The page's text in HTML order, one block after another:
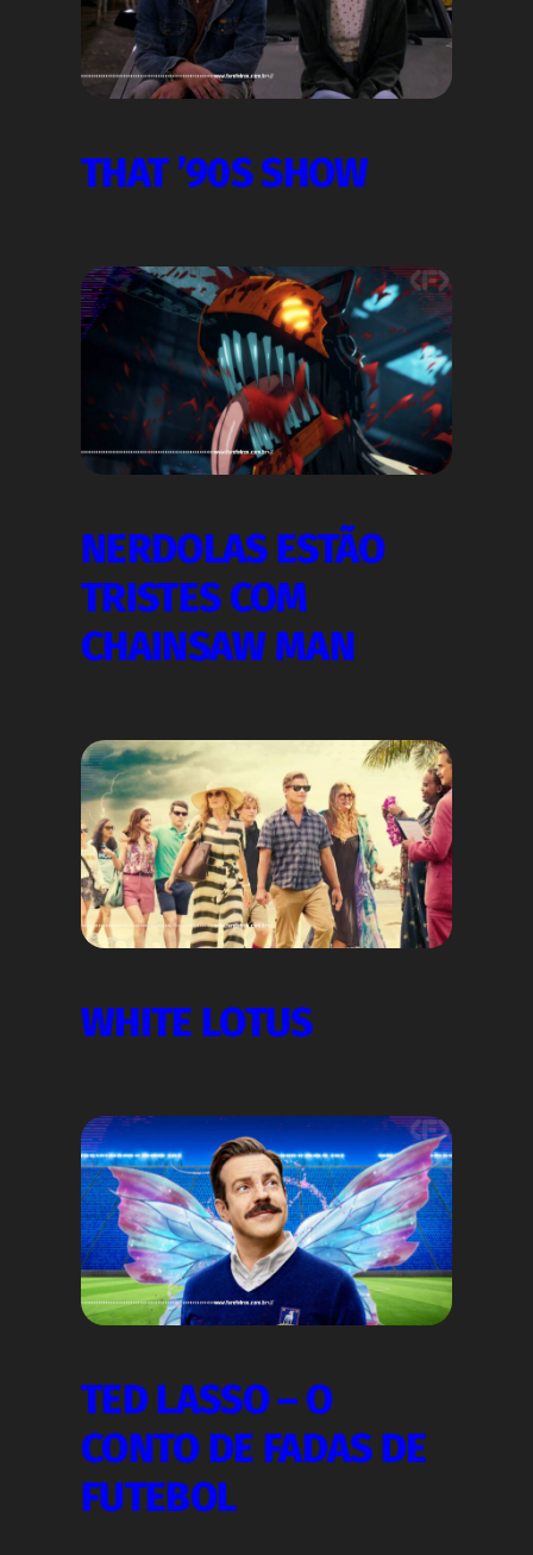
THAT ’90S SHOW
NERDOLAS ESTÃO
TRISTES COM
CHAINSAW MAN
WHITE LOTUS
TED LASSO – O
CONTO DE FADAS DE
FUTEBOL